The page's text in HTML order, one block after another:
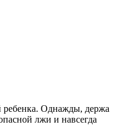
ребенка. Однажды, держа
лжи и навсегда